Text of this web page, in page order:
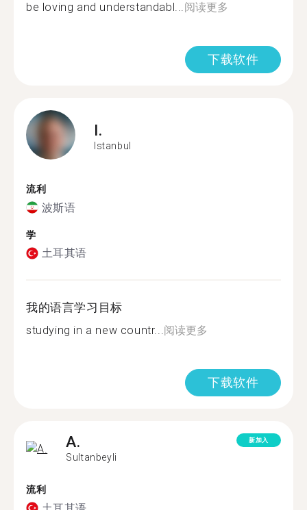
be loving and understandabl...阅读更多
下载软件
I.
Istanbul
流利
波斯语
学
土耳其语
我的语言学习目标
studying in a new countr...阅读更多
下载软件
A.
Sultanbeyli
新加入
流利